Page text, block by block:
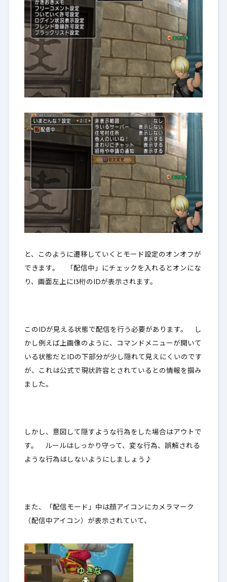
と、このように遷移していくとモード設定のオンオフが
できます。 「配信中」にチェックを入れるとオンにな
り、画面左上に13桁のIDが表示されます。
この IDが見える状態で配信を行う必要があります。 し
かし例えば上画像のように、コマンドメニューが開いて
いる状態だとIDの下部分が少し隠れて見えにくいのです
が、これは公式で現状許容とされているとの情報を掴み
ました。
しかし、 意図して隠すような行為をした場合はアウト で
す。 ルールはしっかり守って、変な行為、誤解される
ような行為はしないようにしましょう♪
また、「配信モード」中は顔アイコンにカメラマーク
（配信中アイコン）が表示されていて、